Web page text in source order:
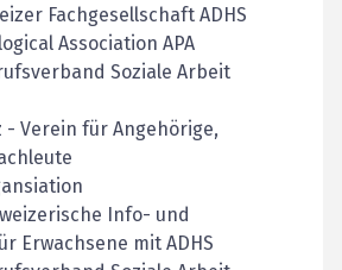
Fachgesellschaft ADHS
Association APA
Soziale Arbeit
- Verein für Angehörige,
Info- und
Erwachsene mit ADHS